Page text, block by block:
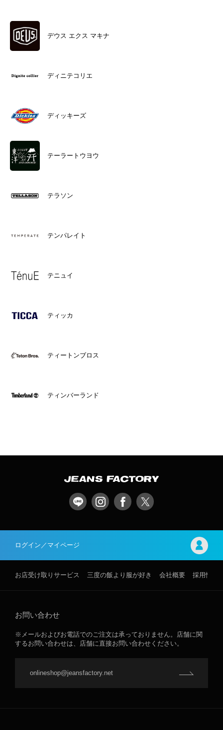
デウス エクス マキナ
ディニテコリエ
ディッキーズ
テーラートウヨウ
テラソン
テンパレイト
テニュイ
ティッカ
ティートンブロス
ティンバーランド
ログイン／マイページ
お店受け取りサービス 三度の飯より服が好き 会社概要 採用情報
お問い合わせ
※メールおよびお電話でのご注文は承っておりません。店舗に関
するお問い合わせは、店舗に直接お問い合わせください。
onlineshop@jeansfactory.net